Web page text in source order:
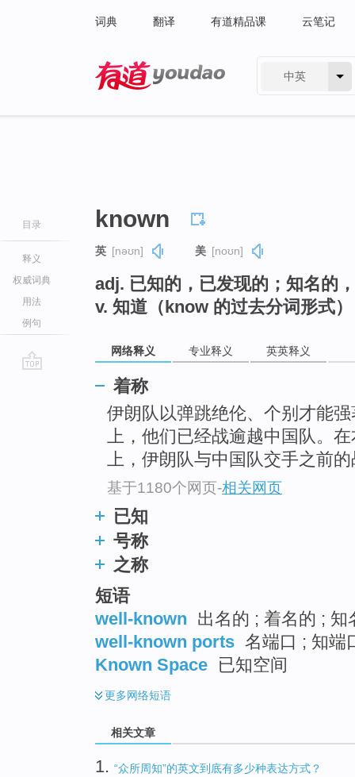
词典 翻译 有道精品课 云笔记
中英
目录
释义
权威词典
用法
例句
known
英 [nəʊn] 美 [noʊn]
adj. 已知的，已发现的；知名的
v. 知道（know 的过去分词形式）
网络释义 专业释义 英英释义
着称
伊朗队以弹跳绝伦、个别才能
上，他们已经战逾越中国队。
上，伊朗队与中国队交手之前
基于1180个网页-相关网页
已知
号称
之称
短语
well-known 出名的 ; 着名的 ; 知
well-known ports 名端口 ; 知端
Known Space 已知空间
更多网络短语
相关文章
1. “众所周知”的英文到底有多少种表达方式？